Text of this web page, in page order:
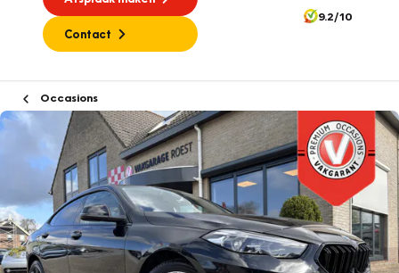
Contact
9.2/10
Occasions